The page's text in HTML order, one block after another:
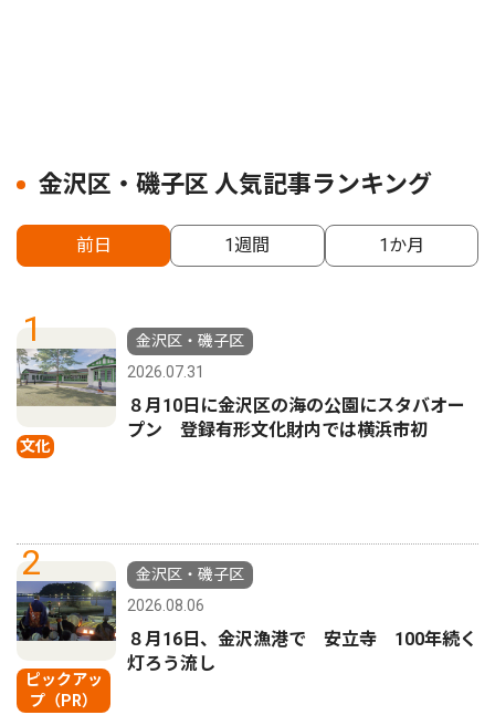
金沢区・磯子区 人気記事ランキング
前日 1週間 1か月
1
文化
金沢区・磯子区
2026.07.31
８月10日に金沢区の海の公園にスタバオー
プン 登録有形文化財内では横浜市初
2
ピックアッ
プ（PR）
金沢区・磯子区
2026.08.06
８月16日、金沢漁港で 安立寺 100年続く
灯ろう流し